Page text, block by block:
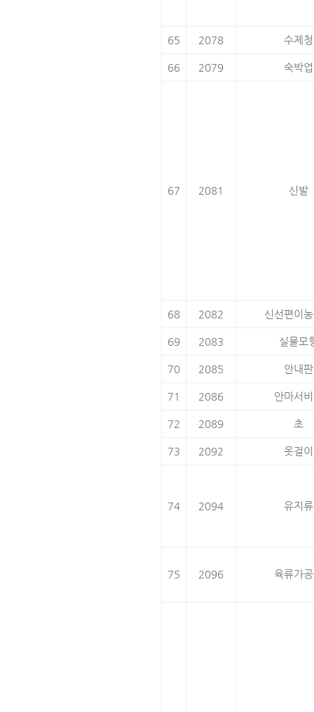
65 2078 수제청
66 2079 숙박업
67 2081 신발
68 2082 신선편이
69 2083 실물모
70 2085 안내판
71 2086 안마서
72 2089 초
73 2092 옷걸이
74 2094 유지류
75 2096 육류가